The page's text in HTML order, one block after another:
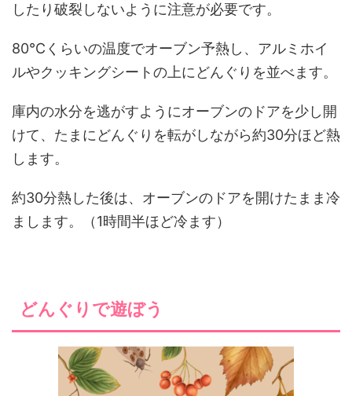
したり破裂しないように注意が必要です。
80℃くらいの温度でオーブン予熱し、アルミホイ
ルやクッキングシートの上にどんぐりを並べます。
庫内の水分を逃がすようにオーブンのドアを少し開
けて、たまにどんぐりを転がしながら約30分ほど熱
します。
約30分熱した後は、オーブンのドアを開けたまま冷
まします。（1時間半ほど冷ます）
どんぐりで遊ぼう